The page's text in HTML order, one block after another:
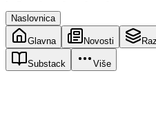
Naslovnica
Glavna Novosti
Substack Više